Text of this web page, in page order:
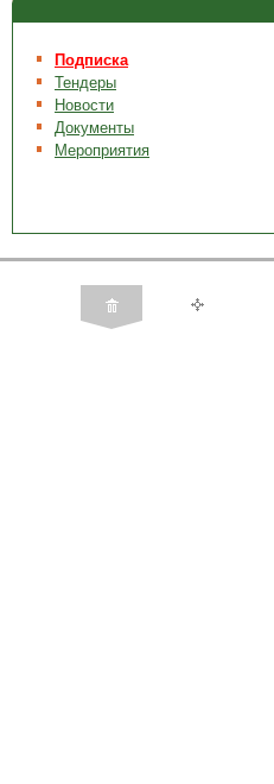
Подписка
Тендеры
Новости
Документы
Мероприятия